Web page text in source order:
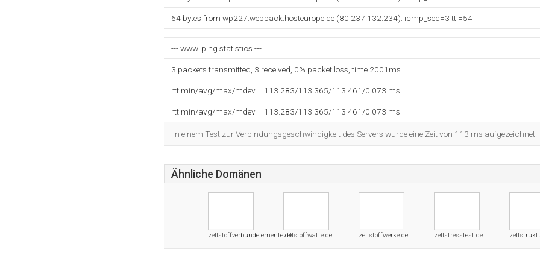
64 bytes from wp227.webpack.hosteurope.de (80.237.132.234): icmp_seq=3 ttl=54
--- www. ping statistics ---
3 packets transmitted, 3 received, 0% packet loss, time 2001ms
rtt min/avg/max/mdev = 113.283/113.365/113.461/0.073 ms
rtt min/avg/max/mdev = 113.283/113.365/113.461/0.073 ms
In einem Test zur Verbindungsgeschwindigkeit des Servers wurde eine Zeit von 113 ms aufgezeichnet.
Ähnliche Domänen
zellstoffverbundelemente.dezellstoffwatte.de zellstoffwerke.de zellstresstest.de